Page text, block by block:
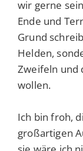
wir gerne
Ende und
Grund
Helden,
Zweifeln und
wollen.
Ich bin froh,
großartigen